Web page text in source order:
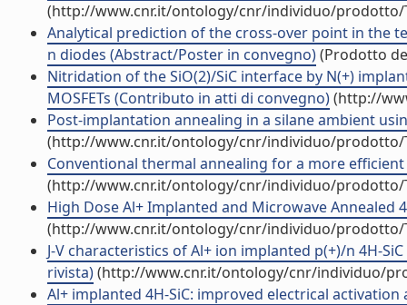
(http://www.cnr.it/ontology/cnr/individuo/prodotto/
Analytical prediction of the cross-over point in the
n diodes (Abstract/Poster in convegno)(Prodotto
Nitridation of the SiO(2)/SiC interface by N(+)
MOSFETs (Contributo in atti di convegno)(http://
Post-implantation annealing in a silane ambient
(http://www.cnr.it/ontology/cnr/individuo/prodotto/
Conventional thermal annealing for a more
(http://www.cnr.it/ontology/cnr/individuo/prodotto/
High Dose Al+ Implanted and Microwave Annealed
(http://www.cnr.it/ontology/cnr/individuo/prodotto/
J-V characteristics of Al+ ion implanted p(+)/n 4H-
rivista)(http://www.cnr.it/ontology/cnr/individuo/
Al+ implanted 4H-SiC: improved electrical